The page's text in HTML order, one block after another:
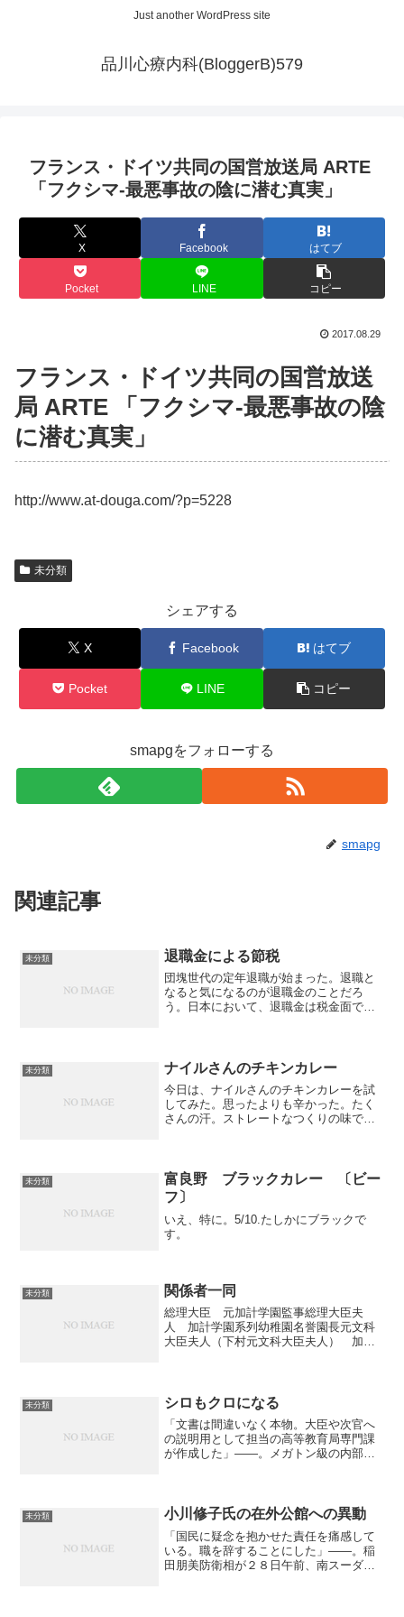
Just another WordPress site
品川心療内科(BloggerB)579
フランス・ドイツ共同の国営放送局 ARTE
「フクシマ-最悪事故の陰に潜む真実」
X Facebook はてブ
Pocket LINE コピー
2017.08.29
フランス・ドイツ共同の国営放送
局 ARTE 「フクシマ-最悪事故の陰
に潜む真実」
http://www.at-douga.com/?p=5228
未分類
シェアする
X Facebook はてブ
Pocket LINE コピー
smapgをフォローする
smapg
関連記事
未分類 退職金による節税
団塊世代の定年退職が始まった。退職と
なると気になるのが退職金のことだろ
う。日本において、退職金は税金面で非
続20年までは１年当たり40...
未分類 ナイルさんのチキンカレー
今日は、ナイルさんのチキンカレーを試
してみた。思ったよりも辛かった。たく
さんの汗。ストレートなつくりの味で好
未分類
富良野 ブラックカレー 〔ビー
フ〕
いえ、特に。5/10.たしかにブラックで
す。
未分類 関係者一同
総理大臣 元加計学園監事総理大臣夫
人 加計学園系列幼稚園名誉園長元文科
大臣夫人（下村元文科大臣夫人） 加計
与 元加計学園系列大学学長井...
未分類 シロもクロになる
「文書は間違いなく本物。大臣や次官へ
の説明用として担当の高等教育局専門課
が作成した」――。メガトン級の内部告
週刊文春で「本物」と認定。...
未分類 小川修子氏の在外公館への異動
「国民に疑念を抱かせた責任を痛感して
いる。職を辞することにした」――。稲
田朋美防衛相が２８日午前、南スーダン